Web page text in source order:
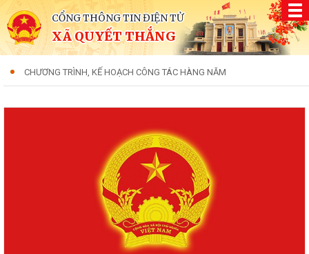
CỔNG THÔNG TIN ĐIỆN TỬ
XÃ QUYẾT THẮNG
CHƯƠNG TRÌNH, KẾ HOẠCH CÔNG TÁC HÀNG NĂM